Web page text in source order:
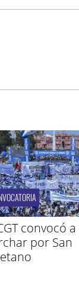
convocó a
por San